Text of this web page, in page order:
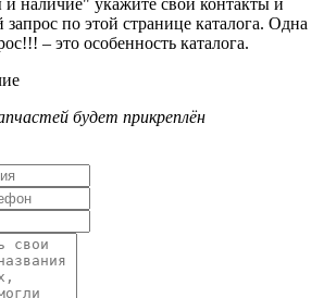
и наличие" укажите свои контакты и
запрос по этой странице каталога. Одна
– это особенность каталога.
будет прикреплён